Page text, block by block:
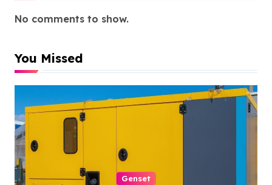
No comments to show.
You Missed
Genset